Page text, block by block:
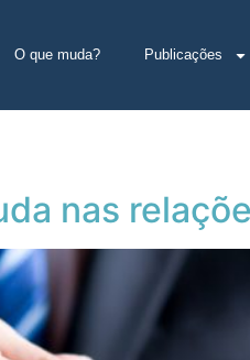
O que muda? Publicações
nas